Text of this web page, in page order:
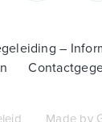
–
Made by